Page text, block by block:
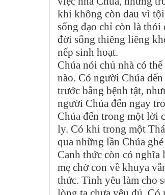
khi không còn đau vì
sống đạo chỉ còn là
đời sống thiêng liêng
nếp sinh hoạt.
Chúa nói chủ nhà có
nào. Có người Chúa
trước bằng bệnh tật,
người Chúa đến ngay
Chúa đến trong một lời
ly. Có khi trong một
qua những lần Chúa
Canh thức còn có
mẹ chờ con về khuya
thức. Tình yêu làm cho